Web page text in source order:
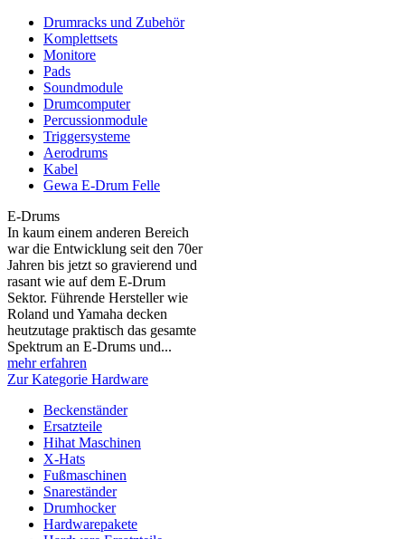
Drumracks und Zubehör
Komplettsets
Monitore
Pads
Soundmodule
Drumcomputer
Percussionmodule
Triggersysteme
Aerodrums
Kabel
Gewa E-Drum Felle
E-Drums
In kaum einem anderen Bereich
war die Entwicklung seit den 70er
Jahren bis jetzt so gravierend und
rasant wie auf dem E-Drum
Sektor. Führende Hersteller wie
Roland und Yamaha decken
heutzutage praktisch das gesamte
Spektrum an E-Drums und...
mehr erfahren
Zur Kategorie Hardware
Beckenständer
Ersatzteile
Hihat Maschinen
X-Hats
Fußmaschinen
Snareständer
Drumhocker
Hardwarepakete